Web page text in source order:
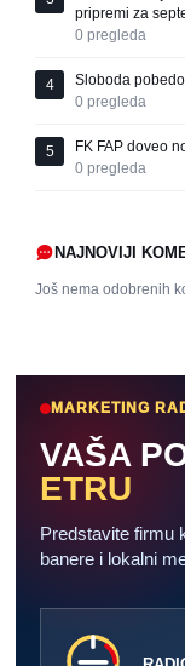
pripremi za
0 pregleda
4
Sloboda
0 pregleda
5
FK FAP doveo
0 pregleda
NAJNOVIJI
Još nema odobrenih
MARKETING
VAŠA
ETRU
Predstavite firmu
banere i lokalni